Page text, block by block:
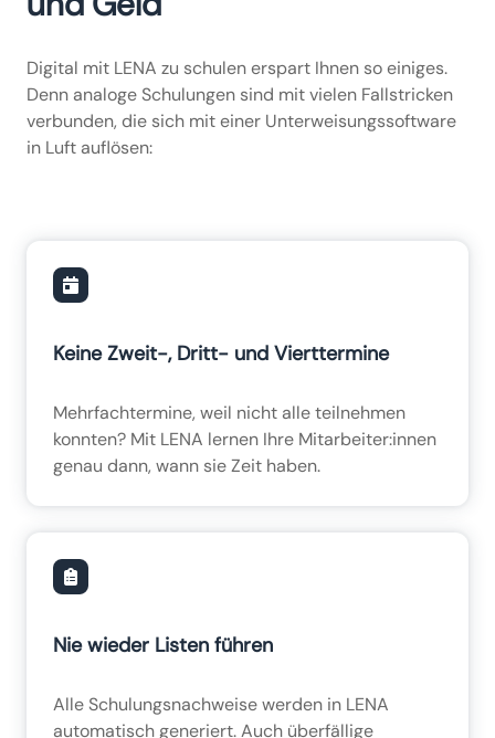
Digital mit LENA zu schulen erspart Ihnen so einiges.
Denn analoge Schulungen sind mit vielen Fallstricken
verbunden, die sich mit einer Unterweisungssoftware
in Luft auflösen:
Keine Zweit-, Dritt- und Vierttermine
Mehrfachtermine, weil nicht alle teilnehmen
konnten? Mit LENA lernen Ihre Mitarbeiter:innen
genau dann, wann sie Zeit haben.
Nie wieder Listen führen
Alle Schulungsnachweise werden in LENA
automatisch generiert. Auch überfällige